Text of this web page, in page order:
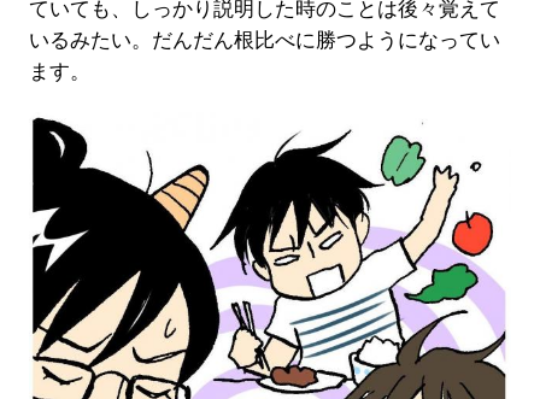
ていても、しっかり説明した時のことは後々覚えて
いるみたい。だんだん根比べに勝つようになってい
ます。